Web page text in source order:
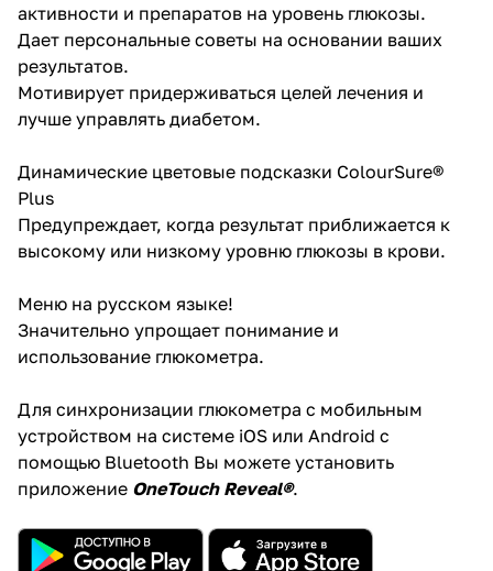
активности и препаратов на уровень глюкозы.
Дает персональные советы на основании ваших
результатов.
Мотивирует придерживаться целей лечения и
лучше управлять диабетом.
Динамические цветовые подсказки ColourSure®
Plus
Предупреждает, когда результат приближается к
высокому или низкому уровню глюкозы в крови.
Меню на русском языке!
Значительно упрощает понимание и
использование глюкометра.
Для синхронизации глюкометра с мобильным
устройством на системе iOS или Android с
помощью Bluetooth Вы можете установить
приложение OneTouch Reveal®.